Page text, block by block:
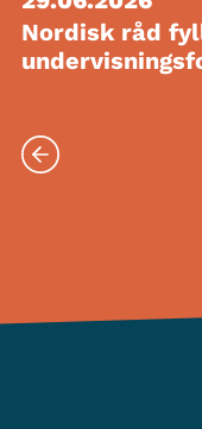
Nordisk råd